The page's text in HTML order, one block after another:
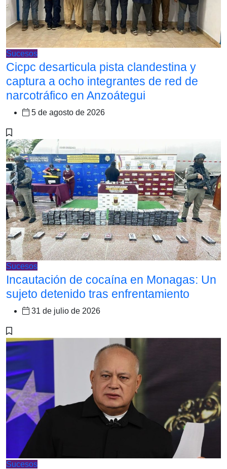
Sucesos
Cicpc desarticula pista clandestina y
captura a ocho integrantes de red de
narcotráfico en Anzoátegui
5 de agosto de 2026
Sucesos
Incautación de cocaína en Monagas: Un
sujeto detenido tras enfrentamiento
31 de julio de 2026
Sucesos